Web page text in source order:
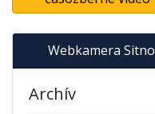
Webkamera Sitno
Archív